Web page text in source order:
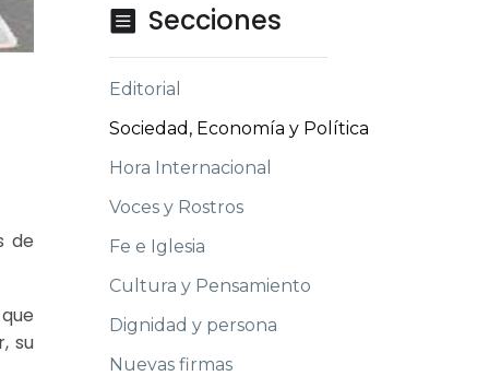
de
su
 Secciones
Editorial
Sociedad, Economía y Política
Hora Internacional
Voces y Rostros
Fe e Iglesia
Cultura y Pensamiento
Dignidad y persona
Nuevas firmas